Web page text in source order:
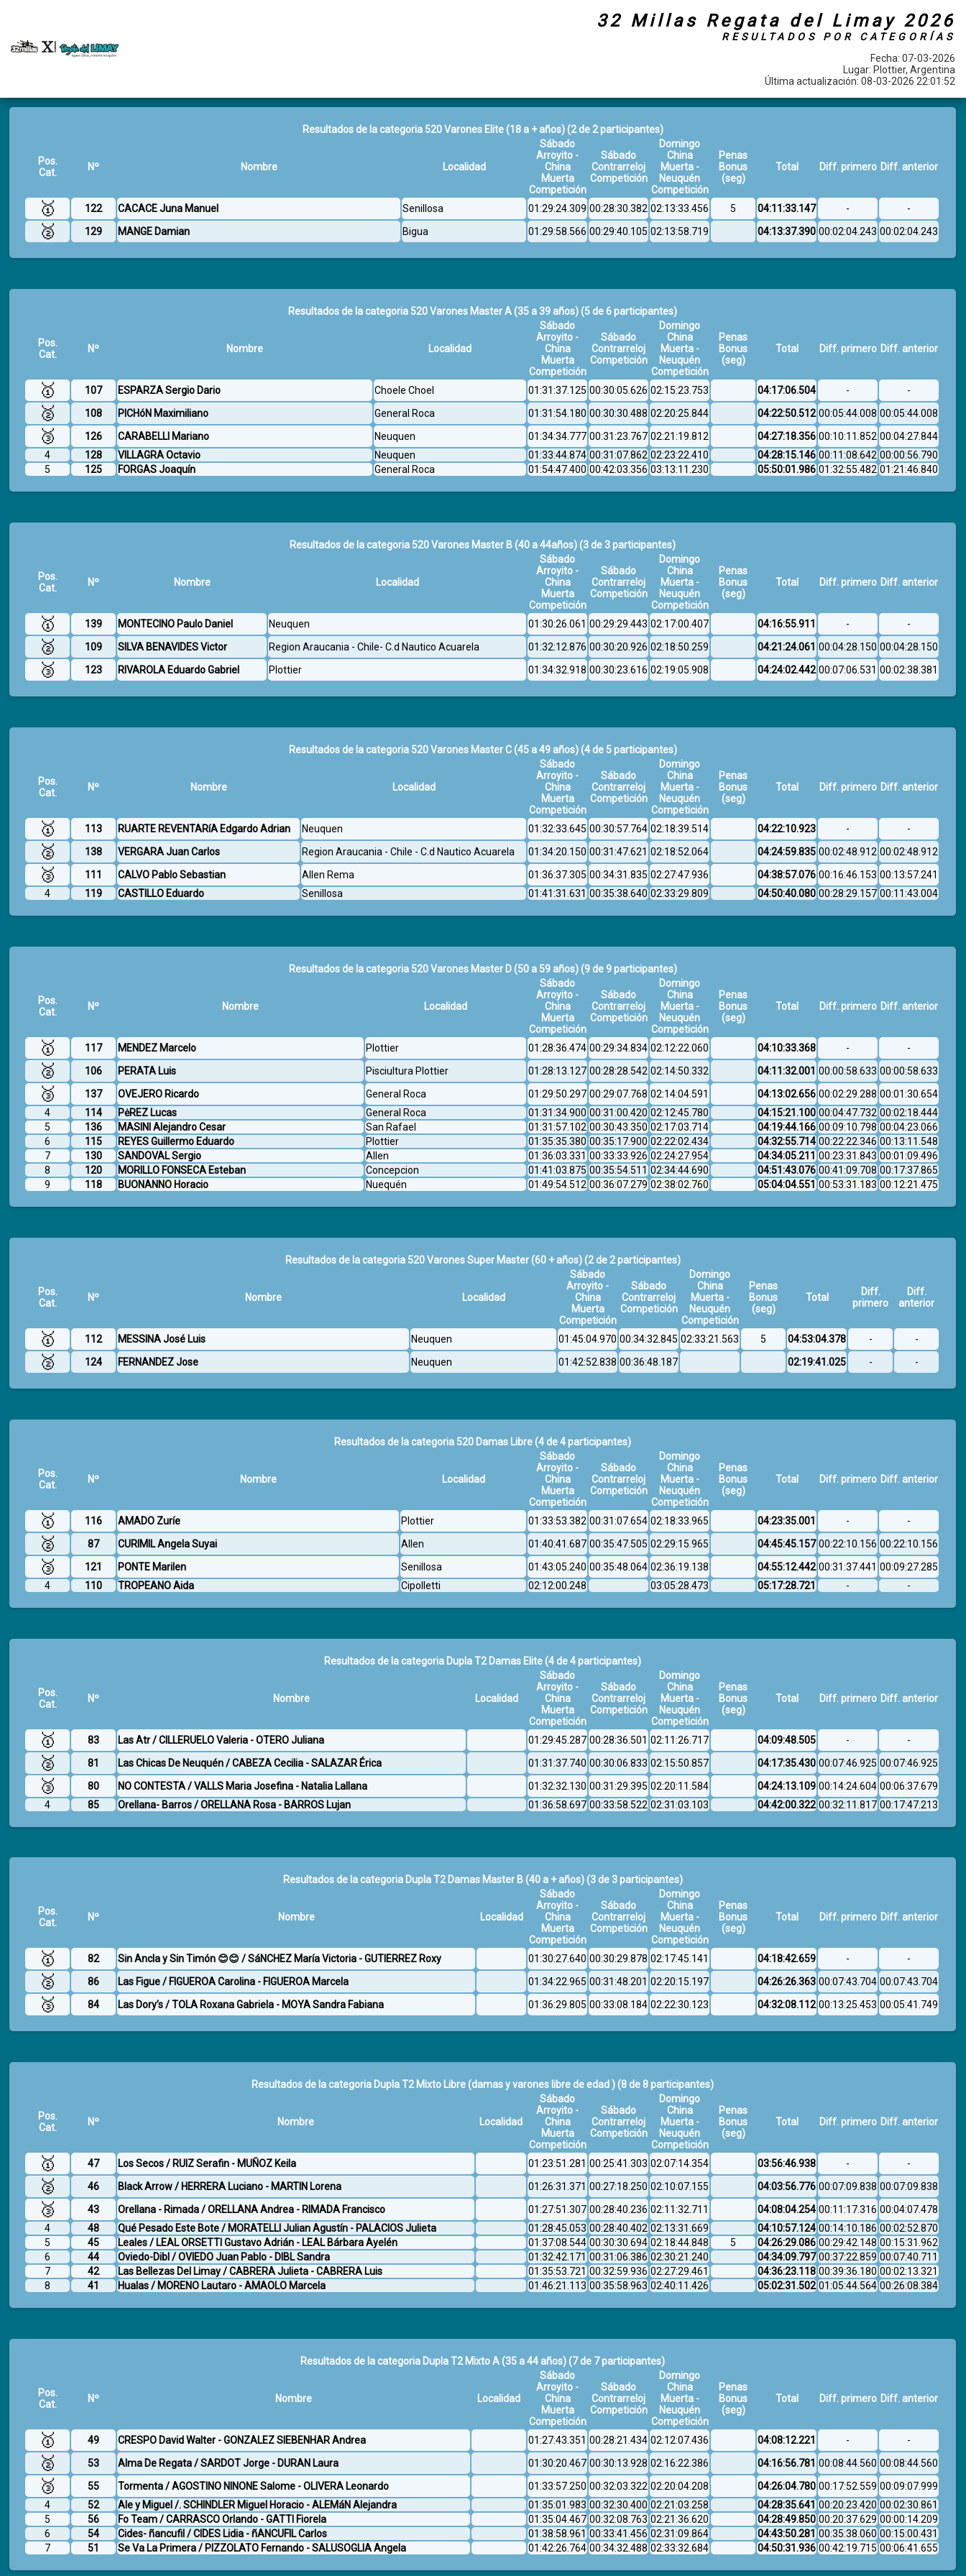
32 Millas Regata del Limay 2026
RESULTADOS POR CATEGORÍAS
Fecha: 07-03-2026
Lugar: Plottier, Argentina
Última actualización: 08-03-2026 22:01:52
Resultados de la categoria 520 Varones Elite (18 a + años)(2 de 2 participantes)
Pos.
Cat.
Nº Nombre Localidad
Sábado
Arroyito -
China
Muerta
Competición
Sábado
Contrarreloj
Competición
Domingo
China
Muerta -
Neuquén
Competición
Penas
Bonus
(seg)
Total Diff. primero Diff. anterior
🥇 122 CACACE Juna Manuel Senillosa 01:29:24.309 00:28:30.382 02:13:33.456 5 04:11:33.147 - -
🥈 129 MANGE Damian Bigua 01:29:58.566 00:29:40.105 02:13:58.719 04:13:37.390 00:02:04.243 00:02:04.243
Resultados de la categoria 520 Varones Master A (35 a 39 años)(5 de 6 participantes)
Pos.
Cat.
Nº Nombre Localidad
Sábado
Arroyito -
China
Muerta
Competición
Sábado
Contrarreloj
Competición
Domingo
China
Muerta -
Neuquén
Competición
Penas
Bonus
(seg)
Total Diff. primero Diff. anterior
🥇 107 ESPARZA Sergio Dario Choele Choel 01:31:37.125 00:30:05.626 02:15:23.753 04:17:06.504 - -
🥈 108 PICHóN Maximiliano General Roca 01:31:54.180 00:30:30.488 02:20:25.844 04:22:50.512 00:05:44.008 00:05:44.008
🥉 126 CARABELLI Mariano Neuquen 01:34:34.777 00:31:23.767 02:21:19.812 04:27:18.356 00:10:11.852 00:04:27.844
4
128 VILLAGRA Octavio Neuquen 01:33:44.874 00:31:07.862 02:23:22.410 04:28:15.146 00:11:08.642 00:00:56.790
5
125 FORGAS Joaquín General Roca 01:54:47.400 00:42:03.356 03:13:11.230 05:50:01.986 01:32:55.482 01:21:46.840
Resultados de la categoria 520 Varones Master B (40 a 44años)(3 de 3 participantes)
Pos.
Cat.
Nº Nombre Localidad
Sábado
Arroyito -
China
Muerta
Competición
Sábado
Contrarreloj
Competición
Domingo
China
Muerta -
Neuquén
Competición
Penas
Bonus
(seg)
Total Diff. primero Diff. anterior
🥇 139 MONTECINO Paulo Daniel Neuquen 01:30:26.061 00:29:29.443 02:17:00.407 04:16:55.911 - -
🥈 109 SILVA BENAVIDES Victor Region Araucania - Chile- C.d Nautico Acuarela 01:32:12.876 00:30:20.926 02:18:50.259 04:21:24.061 00:04:28.150 00:04:28.150
🥉 123 RIVAROLA Eduardo Gabriel Plottier 01:34:32.918 00:30:23.616 02:19:05.908 04:24:02.442 00:07:06.531 00:02:38.381
Resultados de la categoria 520 Varones Master C (45 a 49 años)(4 de 5 participantes)
Pos.
Cat.
Nº Nombre Localidad
Sábado
Arroyito -
China
Muerta
Competición
Sábado
Contrarreloj
Competición
Domingo
China
Muerta -
Neuquén
Competición
Penas
Bonus
(seg)
Total Diff. primero Diff. anterior
🥇 113 RUARTE REVENTARíA Edgardo Adrian Neuquen 01:32:33.645 00:30:57.764 02:18:39.514 04:22:10.923 - -
🥈 138 VERGARA Juan Carlos Region Araucania - Chile - C.d Nautico Acuarela 01:34:20.150 00:31:47.621 02:18:52.064 04:24:59.835 00:02:48.912 00:02:48.912
🥉 111 CALVO Pablo Sebastian Allen Rema 01:36:37.305 00:34:31.835 02:27:47.936 04:38:57.076 00:16:46.153 00:13:57.241
4
119 CASTILLO Eduardo Senillosa 01:41:31.631 00:35:38.640 02:33:29.809 04:50:40.080 00:28:29.157 00:11:43.004
Resultados de la categoria 520 Varones Master D (50 a 59 años)(9 de 9 participantes)
Pos.
Cat.
Nº Nombre Localidad
Sábado
Arroyito -
China
Muerta
Competición
Sábado
Contrarreloj
Competición
Domingo
China
Muerta -
Neuquén
Competición
Penas
Bonus
(seg)
Total Diff. primero Diff. anterior
🥇 117 MENDEZ Marcelo Plottier 01:28:36.474 00:29:34.834 02:12:22.060 04:10:33.368 - -
🥈 106 PERATA Luis Pisciultura Plottier 01:28:13.127 00:28:28.542 02:14:50.332 04:11:32.001 00:00:58.633 00:00:58.633
🥉 137 OVEJERO Ricardo General Roca 01:29:50.297 00:29:07.768 02:14:04.591 04:13:02.656 00:02:29.288 00:01:30.654
4
114 PėREZ Lucas General Roca 01:31:34.900 00:31:00.420 02:12:45.780 04:15:21.100 00:04:47.732 00:02:18.444
5
136 MASINI Alejandro Cesar San Rafael 01:31:57.102 00:30:43.350 02:17:03.714 04:19:44.166 00:09:10.798 00:04:23.066
6
115 REYES Guillermo Eduardo Plottier 01:35:35.380 00:35:17.900 02:22:02.434 04:32:55.714 00:22:22.346 00:13:11.548
7
130 SANDOVAL Sergio Allen 01:36:03.331 00:33:33.926 02:24:27.954 04:34:05.211 00:23:31.843 00:01:09.496
8
120 MORILLO FONSECA Esteban Concepcion 01:41:03.875 00:35:54.511 02:34:44.690 04:51:43.076 00:41:09.708 00:17:37.865
9
118 BUONANNO Horacio Nuequén 01:49:54.512 00:36:07.279 02:38:02.760 05:04:04.551 00:53:31.183 00:12:21.475
Resultados de la categoria 520 Varones Super Master (60 + años)(2 de 2 participantes)
Pos.
Cat.
Nº Nombre Localidad
Sábado
Arroyito -
China
Muerta
Competición
Sábado
Contrarreloj
Competición
Domingo
China
Muerta -
Neuquén
Competición
Penas
Bonus
(seg)
Total
Diff.
primero
Diff.
anterior
🥇 112 MESSINA José Luis Neuquen 01:45:04.970 00:34:32.845 02:33:21.563 5 04:53:04.378 - -
🥈 124 FERNANDEZ Jose Neuquen 01:42:52.838 00:36:48.187 02:19:41.025 - -
Resultados de la categoria 520 Damas Libre(4 de 4 participantes)
Pos.
Cat.
Nº Nombre Localidad
Sábado
Arroyito -
China
Muerta
Competición
Sábado
Contrarreloj
Competición
Domingo
China
Muerta -
Neuquén
Competición
Penas
Bonus
(seg)
Total Diff. primero Diff. anterior
🥇 116 AMADO Zuríe Plottier 01:33:53.382 00:31:07.654 02:18:33.965 04:23:35.001 - -
🥈 87 CURIMIL Angela Suyai Allen 01:40:41.687 00:35:47.505 02:29:15.965 04:45:45.157 00:22:10.156 00:22:10.156
🥉 121 PONTE Marilen Senillosa 01:43:05.240 00:35:48.064 02:36:19.138 04:55:12.442 00:31:37.441 00:09:27.285
4
110 TROPEANO Aida Cipolletti 02:12:00.248 03:05:28.473 05:17:28.721 - -
Resultados de la categoria Dupla T2 Damas Elite(4 de 4 participantes)
Pos.
Cat.
Nº Nombre Localidad
Sábado
Arroyito -
China
Muerta
Competición
Sábado
Contrarreloj
Competición
Domingo
China
Muerta -
Neuquén
Competición
Penas
Bonus
(seg)
Total Diff. primero Diff. anterior
🥇 83 Las Atr / CILLERUELO Valeria - OTERO Juliana 01:29:45.287 00:28:36.501 02:11:26.717 04:09:48.505 - -
🥈 81 Las Chicas De Neuquén / CABEZA Cecilia - SALAZAR Érica 01:31:37.740 00:30:06.833 02:15:50.857 04:17:35.430 00:07:46.925 00:07:46.925
🥉 80 NO CONTESTA / VALLS Maria Josefina - Natalia Lallana 01:32:32.130 00:31:29.395 02:20:11.584 04:24:13.109 00:14:24.604 00:06:37.679
4
85 Orellana- Barros / ORELLANA Rosa - BARROS Lujan 01:36:58.697 00:33:58.522 02:31:03.103 04:42:00.322 00:32:11.817 00:17:47.213
Resultados de la categoria Dupla T2 Damas Master B (40 a + años)(3 de 3 participantes)
Pos.
Cat.
Nº Nombre Localidad
Sábado
Arroyito -
China
Muerta
Competición
Sábado
Contrarreloj
Competición
Domingo
China
Muerta -
Neuquén
Competición
Penas
Bonus
(seg)
Total Diff. primero Diff. anterior
🥇 82 Sin Ancla y Sin Timón 😊😊 / SáNCHEZ María Victoria - GUTIERREZ Roxy 01:30:27.640 00:30:29.878 02:17:45.141 04:18:42.659 - -
🥈 86 Las Figue / FIGUEROA Carolina - FIGUEROA Marcela 01:34:22.965 00:31:48.201 02:20:15.197 04:26:26.363 00:07:43.704 00:07:43.704
🥉 84 Las Dory’s / TOLA Roxana Gabriela - MOYA Sandra Fabiana 01:36:29.805 00:33:08.184 02:22:30.123 04:32:08.112 00:13:25.453 00:05:41.749
Resultados de la categoria Dupla T2 Mixto Libre (damas y varones libre de edad )(8 de 8 participantes)
Pos.
Cat.
Nº Nombre Localidad
Sábado
Arroyito -
China
Muerta
Competición
Sábado
Contrarreloj
Competición
Domingo
China
Muerta -
Neuquén
Competición
Penas
Bonus
(seg)
Total Diff. primero Diff. anterior
🥇 47 Los Secos / RUIZ Serafin - MUÑOZ Keila 01:23:51.281 00:25:41.303 02:07:14.354 03:56:46.938 - -
🥈 46 Black Arrow / HERRERA Luciano - MARTIN Lorena 01:26:31.371 00:27:18.250 02:10:07.155 04:03:56.776 00:07:09.838 00:07:09.838
🥉 43 Orellana - Rimada / ORELLANA Andrea - RIMADA Francisco 01:27:51.307 00:28:40.236 02:11:32.711 04:08:04.254 00:11:17.316 00:04:07.478
4
48 Qué Pesado Este Bote / MORATELLI Julian Agustín - PALACIOS Julieta 01:28:45.053 00:28:40.402 02:13:31.669 04:10:57.124 00:14:10.186 00:02:52.870
5
45 Leales / LEAL ORSETTI Gustavo Adrián - LEAL Bárbara Ayelén 01:37:08.544 00:30:30.694 02:18:44.848 5 04:26:29.086 00:29:42.148 00:15:31.962
6
44 Oviedo-Dibl / OVIEDO Juan Pablo - DIBL Sandra 01:32:42.171 00:31:06.386 02:30:21.240 04:34:09.797 00:37:22.859 00:07:40.711
7
42 Las Bellezas Del Limay / CABRERA Julieta - CABRERA Luis 01:35:53.721 00:32:59.936 02:27:29.461 04:36:23.118 00:39:36.180 00:02:13.321
8
41 Hualas / MORENO Lautaro - AMAOLO Marcela 01:46:21.113 00:35:58.963 02:40:11.426 05:02:31.502 01:05:44.564 00:26:08.384
Resultados de la categoria Dupla T2 Mixto A (35 a 44 años)(7 de 7 participantes)
Pos.
Cat.
Nº Nombre Localidad
Sábado
Arroyito -
China
Muerta
Competición
Sábado
Contrarreloj
Competición
Domingo
China
Muerta -
Neuquén
Competición
Penas
Bonus
(seg)
Total Diff. primero Diff. anterior
🥇 49 CRESPO David Walter - GONZALEZ SIEBENHAR Andrea 01:27:43.351 00:28:21.434 02:12:07.436 04:08:12.221 - -
🥈 53 Alma De Regata / SARDOT Jorge - DURAN Laura 01:30:20.467 00:30:13.928 02:16:22.386 04:16:56.781 00:08:44.560 00:08:44.560
🥉 55 Tormenta / AGOSTINO NINONE Salome - OLIVERA Leonardo 01:33:57.250 00:32:03.322 02:20:04.208 04:26:04.780 00:17:52.559 00:09:07.999
4
52 Ale y Miguel /. SCHINDLER Miguel Horacio - ALEMáN Alejandra 01:35:01.983 00:32:30.400 02:21:03.258 04:28:35.641 00:20:23.420 00:02:30.861
5
56 Fo Team / CARRASCO Orlando - GATTI Fiorela 01:35:04.467 00:32:08.763 02:21:36.620 04:28:49.850 00:20:37.629 00:00:14.209
6
54 Cides- ñancufil / CIDES Lidia - ñANCUFIL Carlos 01:38:58.961 00:33:41.456 02:31:09.864 04:43:50.281 00:35:38.060 00:15:00.431
7
51 Se Va La Primera / PIZZOLATO Fernando - SALUSOGLIA Angela 01:42:26.764 00:34:32.488 02:33:32.684 04:50:31.936 00:42:19.715 00:06:41.655